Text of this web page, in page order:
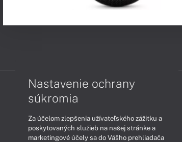
Nastavenie ochrany
súkromia
Za účelom zlepšenia užívateľského zážitku a
poskytovaných služieb na našej stránke a
marketingové účely sa do Vášho prehliadača